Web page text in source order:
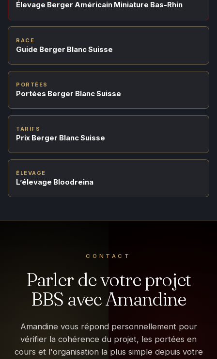
Élevage Berger Américain Miniature Bas-Rhin
RACE
Guide Berger Blanc Suisse
PORTÉES
Portées Berger Blanc Suisse
TARIFS
Prix Berger Blanc Suisse
ÉLEVAGE
L’élevage Bloodreina
CONTACT
Parler de votre projet
BBS avec Amandine
Amandine vous répond personnellement pour
vérifier la cohérence du projet, les portées en
cours et l'organisation la plus simple depuis votre